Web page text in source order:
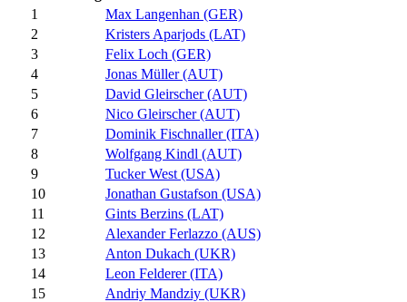
1
Max Langenhan (GER)
2
Kristers Aparjods (LAT)
3
Felix Loch (GER)
4
Jonas Müller (AUT)
5
David Gleirscher (AUT)
6
Nico Gleirscher (AUT)
7
Dominik Fischnaller (ITA)
8
Wolfgang Kindl (AUT)
9
Tucker West (USA)
10
Jonathan Gustafson (USA)
11
Gints Berzins (LAT)
12
Alexander Ferlazzo (AUS)
13
Anton Dukach (UKR)
14
Leon Felderer (ITA)
15
Andriy Mandziy (UKR)